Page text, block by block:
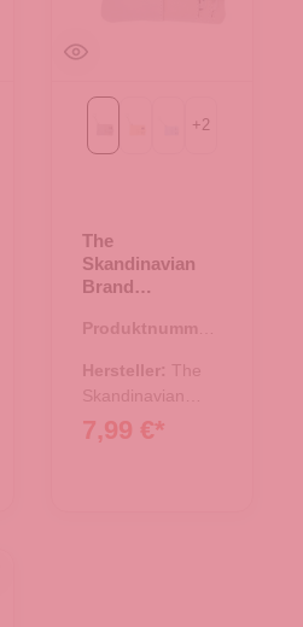
+2
The
Skandinavian
Brand
- Light grau
Produktnummer:
Hersteller: The
Skandinavian
Brand
7,99 €*